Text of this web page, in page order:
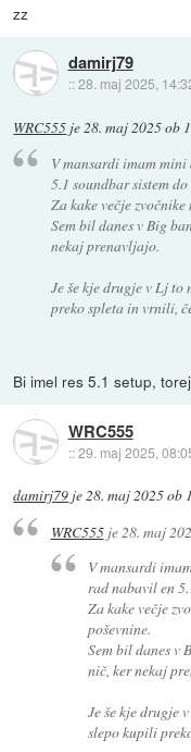
zz
damirj79
::28. maj 2025,
WRC555 je28. maj 2025 ob
V mansardi imam
5.1 soundbar sistem do
Za kake večje
Sem bil danes v Big
nekaj prenavljajo.
Je še kje drugje v Lj to
preko spleta in vrnili,
Bi imel res 5.1 setup,
WRC555
::29. maj 2025,
damirj79 je28. maj 2025 ob
WRC555je 28. maj
V mansardi
rad nabavil en
Za kake večje
poševnine.
Sem bil danes v
nič, ker nekaj
Je še kje drugje
slepo kupili